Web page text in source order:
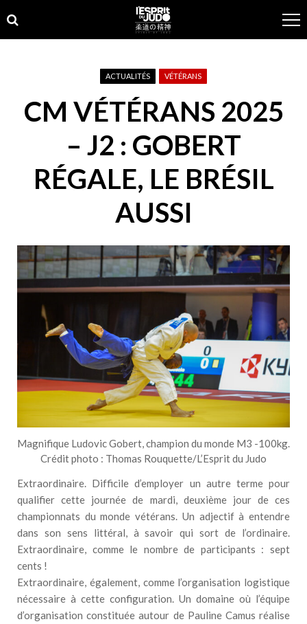
to
navigation
to
content
ACTUALITÉS VÉTÉRANS
CM VÉTÉRANS 2025
– J2 : GOBERT
RÉGALE, LE BRÉSIL
AUSSI
Magnifique Ludovic Gobert, champion du monde M3 -100kg.
Crédit photo : Thomas Rouquette/L’Esprit du Judo
Extraordinaire. Difficile d’employer un autre terme pour
qualifier cette journée de mardi, deuxième jour de ces
championnats du monde vétérans. Un adjectif à entendre
dans son sens littéral, à savoir qui sort de l’ordinaire.
Extraordinaire, comme le nombre de participants : sept
cents !
Extraordinaire, également, comme l’organisation logistique
nécessaire à cette configuration. Un domaine où l’équipe
d’organisation constituée autour de Pauline Camus réalise